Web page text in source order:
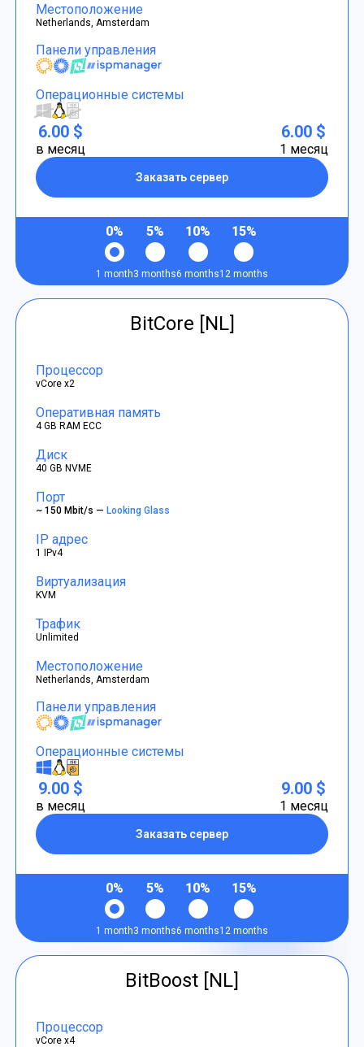
Местоположение
Netherlands, Amsterdam
Панели управления
Операционные системы
6.00 $
в месяц
Заказать сервер
6.00 $
1 месяц
0%
1 month
5%
3 months
10%
6 months
15%
12 months
BitCore [NL]
Процессор
vCore x2
Оперативная память
4 GB RAM ECC
Диск
40 GB NVME
Порт
~ 150 Mbit/s —Looking Glass
IP адрес
1 IPv4
Виртуализация
KVM
Трафик
Unlimited
Местоположение
Netherlands, Amsterdam
Панели управления
Операционные системы
9.00 $
в месяц
Заказать сервер
9.00 $
1 месяц
0%
1 month
5%
3 months
10%
6 months
15%
12 months
BitBoost [NL]
Процессор
vCore x4